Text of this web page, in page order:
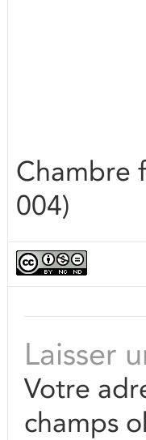
Chambre
004)
Laisser
Votre
champs